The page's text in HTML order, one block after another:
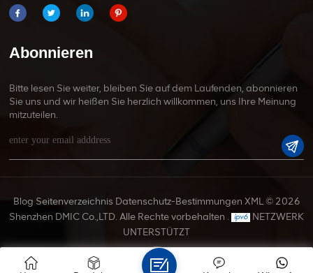
Abonnieren
Bitte lesen Sie weiter, bleiben Sie auf dem Laufenden, abonnieren
Sie uns und wir heißen Sie herzlich willkommen, uns Ihre Meinung
mitzuteilen.
Blog Seitenverzeichnis Datenschutz-Bestimmungen XML© 2026
Shenzhen DMIC Co.,LTD. Alle Rechte vorbehalten .
NETZWERK
UNTERSTÜTZT